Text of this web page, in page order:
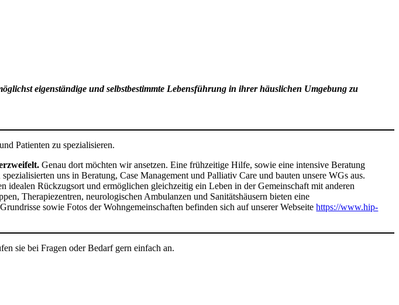
eigenständige und selbstbestimmte Lebensführung in ihrer häuslichen Umgebung zu
Patienten zu spezialisieren.
Genau dort möchten wir ansetzen. Eine frühzeitige Hilfe, sowie eine intensive Beratung
uns in Beratung, Case Management und Palliativ Care und bauten unsere WGs aus.
idealen Rückzugsort und ermöglichen gleichzeitig ein Leben in der Gemeinschaft mit anderen
Therapiezentren, neurologischen Ambulanzen und Sanitätshäusern bieten eine
sowie Fotos der Wohngemeinschaften befinden sich auf unserer Webseitehttps://www.hip-
sie bei Fragen oder Bedarf gern einfach an.